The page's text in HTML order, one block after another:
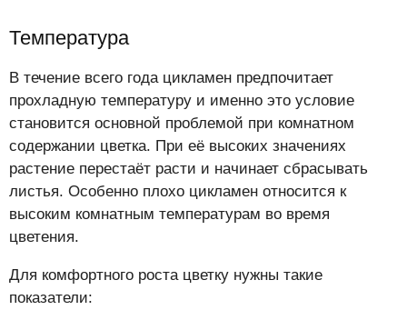
Температура
В течение всего года цикламен предпочитает
прохладную температуру и именно это условие
становится основной проблемой при комнатном
содержании цветка. При её высоких значениях
растение перестаёт расти и начинает сбрасывать
листья. Особенно плохо цикламен относится к
высоким комнатным температурам во время
цветения.
Для комфортного роста цветку нужны такие
показатели: